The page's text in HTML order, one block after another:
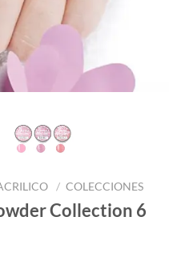
/ COLECCIONES
Collection 6